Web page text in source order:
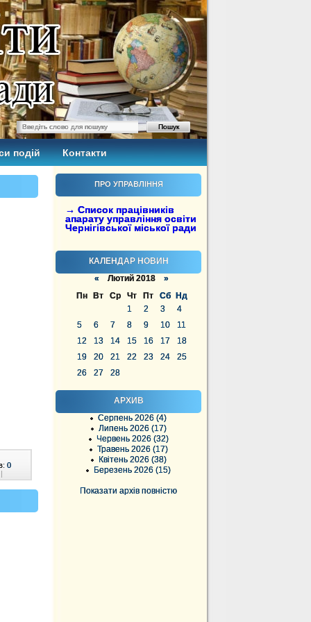
подій Контакти
ПРО УПРАВЛІННЯ
→ Список працівників
апарату управління освіти
Чернігівської міської ради
КАЛЕНДАР НОВИН
« Лютий 2018 »
Пн
Вт Ср Чт Пт Сб
Нд
1
2 3
4
5
6 7 8 9 10
11
12
13 14 15 16 17
18
19
20 21 22 23 24
25
26
27 28
АРХИВ
Серпень 2026 (4)
Липень 2026 (17)
Червень 2026 (32)
Травень 2026 (17)
Квітень 2026 (38)
Березень 2026 (15)
Показати архів повністю
0
|